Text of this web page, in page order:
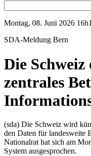
Montag, 08. Juni 2026
SDA-Meldung Bern
Die
zentrales
(sda) Die Schweiz wird
den Daten für landesweite
Nationalrat hat sich am
System ausgesprochen.